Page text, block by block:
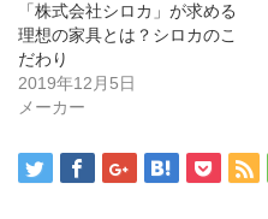
開
き
ま
す)
し
い
ウ
ド
ウ
ま
す)
「株式会社シロカ」が求める
理想の家具とは？シロカのこ
だわり
2019年12月5日
メーカー